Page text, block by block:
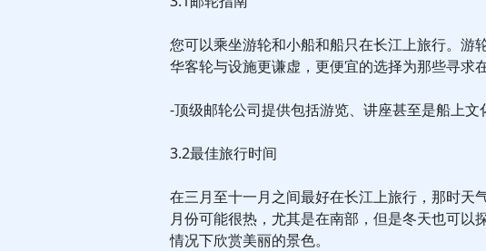
您可以乘坐游轮和小船和船只在长江上旅行。游
华客轮与设施更谦虚，更便宜的选择为那些寻求
-顶级邮轮公司提供包括游览、讲座甚至是船上文
3.2最佳旅行时间
在三月至十一月之间最好在长江上旅行，那时天
月份可能很热，尤其是在南部，但是冬天也可以
情况下欣赏美丽的景色。